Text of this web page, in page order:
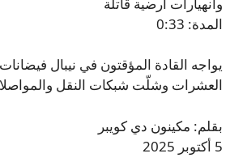
المدة: 0:33
يواجه القادة المؤقتون في نيبال
العشرات وشلّت شبكات النقل
بقلم: مكينون دي كويبر
5 أكتوبر 2025